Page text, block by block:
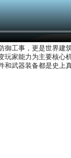
工事，更是世界建
玩家能力为主要核
和武器装备都是史